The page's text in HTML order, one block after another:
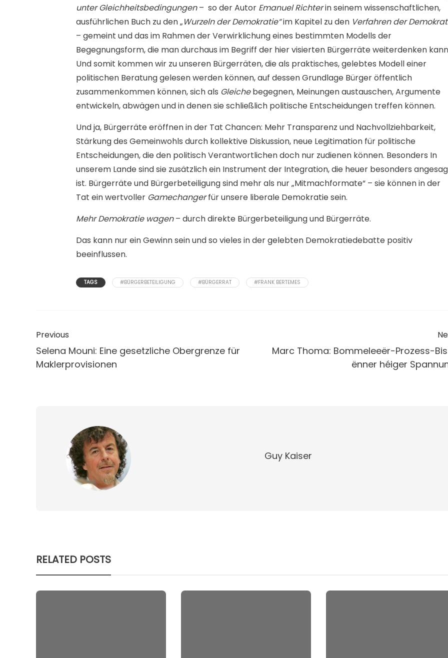
unter Gleichheitsbedingungen– so der Autor Emanuel Richterin seinem wissenschaftlichen,
ausführlichen Buch zu den „Wurzeln der Demokratie“im Kapitel zu den Verfahren der
– gemeint und das im Rahmen der Verwirklichung eines bestimmten Modells der
Begegnungsform, die man durchaus im Begriff der hier visierten Bürgerräte weiterdenken
Und somit kommen wir zu unseren Bürgerräten, die als praktisches, gelebtes Modell einer
politischen Beratung gelesen werden können, auf dessen Grundlage Bürger öffentlich
zusammenkommen können, sich als Gleichebegegnen, Meinungen austauschen, Argumente
entwickeln, abwägen und in denen sie schließlich politische Entscheidungen treffen können.
Und ja, Bürgerräte eröffnen in der Tat Chancen: Mehr Transparenz und Nachvollziehbarkeit,
Stärkung des Gemeinwohls durch kollektive Diskussion, neue Legitimation für politische
Entscheidungen, die den politisch Verantwortlichen doch nur zudienen können. Besonders In
unserem Lande sind sie zusätzlich ein Instrument der Integration, die heuer besonders
ist. Bürgerräte und Bürgerbeteiligung sind mehr als nur „Mitmachformate“ – sie können in der
Tat ein wertvoller Gamechangerfür unsere liberale Demokratie sein.
Mehr Demokratie wagen– durch direkte Bürgerbeteiligung und Bürgerräte.
Das kann nur ein Gewinn sein und so vieles in der gelebten Demokratiedebatte positiv
beeinflussen.
TAGS #BÜRGERBETEILIGUNG #BÜRGERRAT #FRANK BERTEMES
Previous
Selena Mouni: Eine gesetzliche Obergrenze für
Maklerprovisionen
Marc Thoma: Bommeleeër-Prozess-
ënner héiger
Guy Kaiser
RELATED POSTS